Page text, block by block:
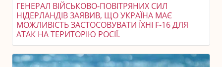
ГЕНЕРАЛ ВІЙСЬКОВО-ПОВІТРЯНИХ СИЛ
НІДЕРЛАНДІВ ЗАЯВИВ, ЩО УКРАЇНА МАЄ
МОЖЛИВІСТЬ ЗАСТОСОВУВАТИ ЇХНІ F-16 ДЛЯ
АТАК НА ТЕРИТОРІЮ РОСІЇ.